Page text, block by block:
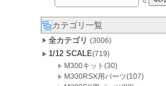
カテゴリ一覧
全カテゴリ (3006)
1/12 SCALE(719)
M300キット(30)
M300RSX用パーツ(107)